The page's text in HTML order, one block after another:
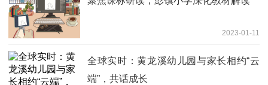
2023-01-11
全球实时：黄龙溪幼儿园与家长相约“云
端”，共话成长